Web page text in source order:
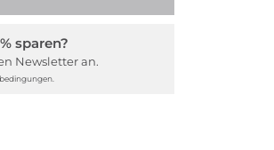
sparen?
Newsletter an.